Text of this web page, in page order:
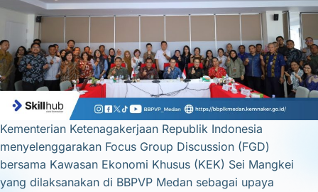
Kementerian Ketenagakerjaan Republik Indonesia
menyelenggarakan Focus Group Discussion (FGD)
bersama Kawasan Ekonomi Khusus (KEK) Sei Mangkei
yang dilaksanakan di BBPVP Medan sebagai upaya